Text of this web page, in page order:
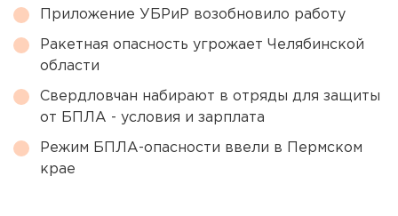
Приложение УБРиР возобновило работу
Ракетная опасность угрожает Челябинской
области
Свердловчан набирают в отряды для защиты
от БПЛА - условия и зарплата
Режим БПЛА-опасности ввели в Пермском
крае